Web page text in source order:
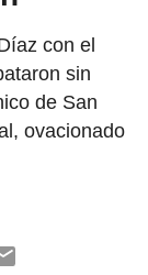
con el
sin
de San
ovacionado